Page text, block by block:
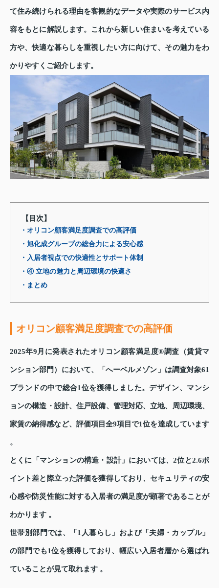
て住み続けられる理由を客観的なデータや実際のサービス内
容をもとに解説します。これから新しい住まいを考えている
方や、快適な暮らしを重視したい方に向けて、その魅力をわ
かりやすくご紹介します。
【目次】
・オリコン顧客満足度調査での高評価
・旭化成グループの総合力による安心感
・入居者視点での快適性とサポート体制
・④ 立地の魅力と周辺環境の快適さ
・まとめ
オリコン顧客満足度調査での高評価
2025年9月に発表されたオリコン顧客満足度®調査（賃貸マ
ンション部門）において、「へーベルメゾン」は調査対象61
ブランドの中で総合1位を獲得しました。デザイン、マンシ
ョンの構造・設計、住戸設備、管理対応、立地、周辺環境、
家賃の納得感など、評価項目全9項目で1位を達成しています
。
とくに「マンションの構造・設計」においては、2位と2.6ポ
イント差と際立った評価を獲得しており、セキュリティの安
心感や防災性能に対する入居者の満足度が顕著であることが
わかります 。
世帯別部門では、「1人暮らし」および「夫婦・カップル」
の部門でも1位を獲得しており、幅広い入居者層から選ばれ
ていることが見て取れます 。